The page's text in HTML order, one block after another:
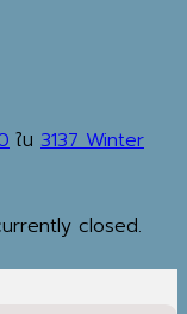
ใน 3137 Winter
closed.